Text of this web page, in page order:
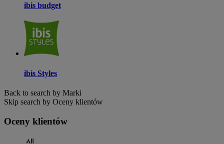
ibis budget
ibis Styles
Back to search by Marki
Skip search by Oceny klientów
Oceny klientów